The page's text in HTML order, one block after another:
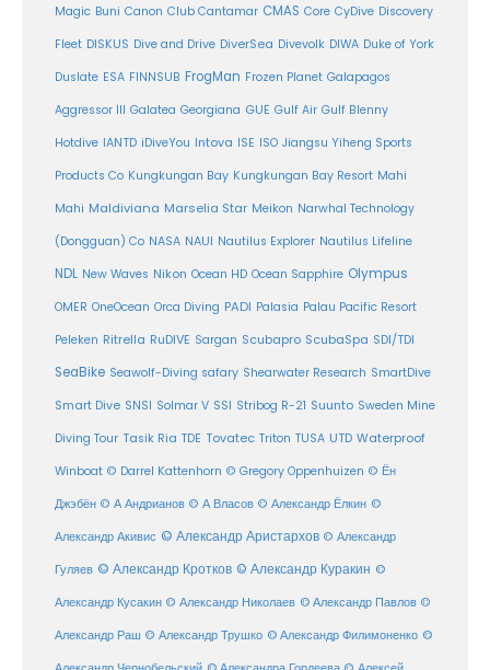
Magic Buni Canon Club Cantamar CMAS Core CyDive Discovery
Fleet DISKUS Dive and Drive DiverSea Divevolk DIWA Duke of York
Duslate ESA FINNSUB FrogMan Frozen Planet Galapagos
Aggressor III Galatea Georgiana GUE Gulf Air Gulf Blenny
Hotdive IANTD iDiveYou Intova ISE ISO Jiangsu Yiheng Sports
Products Co Kungkungan Bay Kungkungan Bay Resort Mahi
Mahi Maldiviana Marselia Star Meikon Narwhal Technology
(Dongguan) Co NASA NAUI Nautilus Explorer Nautilus Lifeline
NDL New Waves Nikon Ocean HD Ocean Sapphire Olympus
OMER OneOcean Orca Diving PADI Palasia Palau Pacific Resort
Peleken Ritrella RuDIVE Sargan Scubapro ScubaSpa SDI/TDI
SeaBike Seawolf-Diving safary Shearwater Research SmartDive
Smart Dive SNSI Solmar V SSI Stribog R-21 Suunto Sweden Mine
Diving Tour Tasik Ria TDE Tovatec Triton TUSA UTD Waterproof
Winboat © Darrel Kattenhorn © Gregory Oppenhuizen © Ён
Джэбён © А Андрианов © А Власов © Александр Ёлкин ©
Александр Акивис © Александр Аристархов © Александр
Гуляев © Александр Кротков © Александр Куракин ©
Александр Кусакин © Александр Николаев © Александр Павлов ©
Александр Раш © Александр Трушко © Александр Филимоненко ©